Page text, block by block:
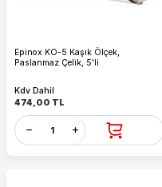
Epinox KO-5 Kaşık Ölçek,
Paslanmaz Çelik, 5'li
Kdv Dahil
474,00 TL